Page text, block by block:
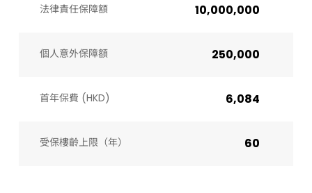
法律責任保障額 10,000,000
個人意外保障額 250,000
首年保費 (HKD) 6,084
受保樓齡上限（年）​ 60